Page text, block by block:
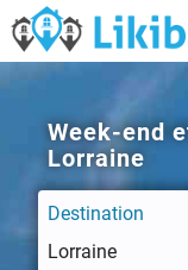
Week-end
Lorraine
Destination